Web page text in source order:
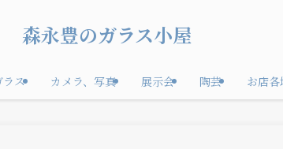
森永豊のガラス小屋
ラス カメラ、写真 展示会 陶芸 お店各